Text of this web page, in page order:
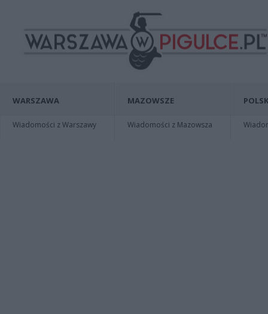
WARSZAWA
Wiadomości z Warszawy
MAZOWSZE
Wiadomości z Mazowsza